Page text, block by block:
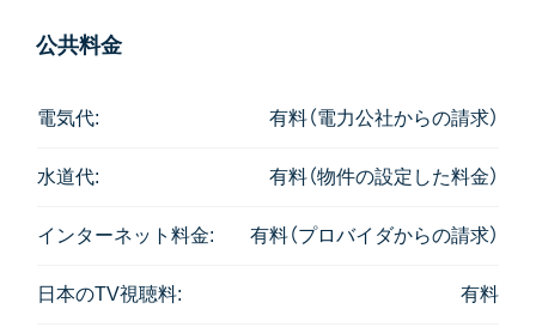
じない方におすすめです。
公共料金
電気代: 有料（電力公社からの請求）
水道代: 有料（物件の設定した料金）
インターネット料金: 有料（プロバイダからの請求）
日本のTV視聴料: 有料